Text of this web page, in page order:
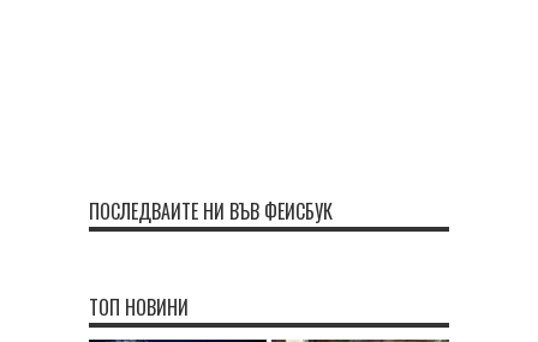
ПОСЛЕДВАЙТЕ НИ ВЪВ ФЕЙСБУК
ТОП НОВИНИ